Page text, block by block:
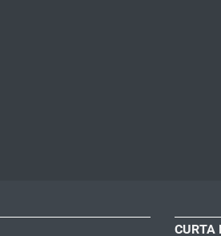
CURTA